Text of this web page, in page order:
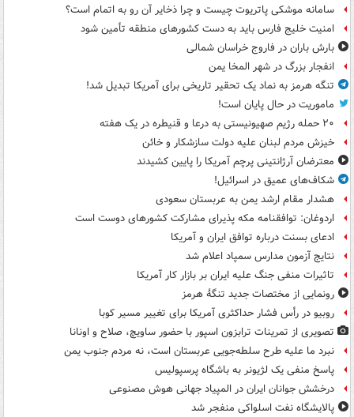
سامانه موشکی پاتریوت چیست و چرا ذخایر آن رو به اتمام است؟
امنیت خلیج فارس باید به دست کشورهای منطقه تأمین شود
بارش باران در فاروج خراسان شمالی
انفجار بزرگ در شهر المخا یمن
تنگه هرمز به نماد یک تحقیر تاریخی برای آمریکا تبدیل شد!
ماموریت در حال پایان است!
۲۰ حمله رژیم صهیونیستی به درعا و قنیطره در یک هفته
خیزش مردم لبنان علیه دولت سازشکار و خائن
معترضان آرژانتینی پرچم آمریکا را پایین کشیدند
شکاف‌های عمیق در اسرائیل!
هشدار مقام ارشد یمن به عربستان سعودی
اردوغان: توافقنامه مکه پذیرای مشارکت کشورهای دوست است
ادعای بسنت درباره توافق ایران و آمریکا
نتایج آزمون مدارس سمپاد اعلام شد
تاثیرات منفی جنگ علیه ایران بر بازار کار آمریکا
رونمایی از مختصات جدید تنگۀ هرمز
روبیو در رأس فشار حداکثری آمریکا برای تغییر مسیر کوبا
تصویری از تمرینات ترابزون اسپور با حضور ساویچ، صلاح و اونانا
نبرد ما علیه طرح سلطه‌جویی عربستان است، نه مردم جنوب یمن
پاسخ منفی یک لژیونر به باشگاه پرسپولیس
درخشش جوانان ایران در المپیاد جهانی هوش مصنوعی
پالایشگاه نفت اسلواکی منفجر شد